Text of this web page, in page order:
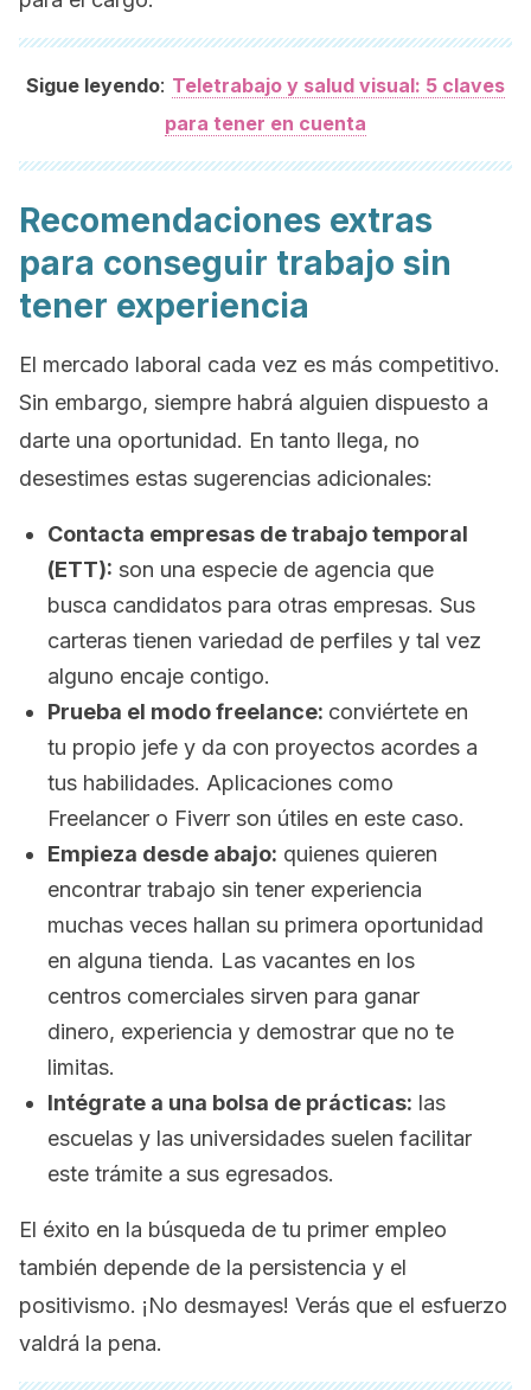
Sigue leyendo: Teletrabajo y salud visual: 5 claves
para tener en cuenta
Recomendaciones extras
para conseguir trabajo sin
tener experiencia
El mercado laboral cada vez es más competitivo.
Sin embargo, siempre habrá alguien dispuesto a
darte una oportunidad. En tanto llega, no
desestimes estas sugerencias adicionales:
Contacta empresas de trabajo temporal
(ETT): son una especie de agencia que
busca candidatos para otras empresas. Sus
carteras tienen variedad de perfiles y tal vez
alguno encaje contigo.
Prueba el modofreelance: conviértete en
tu propio jefe y da con proyectos acordes a
tus habilidades. Aplicaciones como
Freelancer o Fiverr son útiles en este caso.
Empieza desde abajo: quienes quieren
encontrar trabajo sin tener experiencia
muchas veces hallan su primera oportunidad
en alguna tienda. Las vacantes en los
centros comerciales sirven para ganar
dinero, experiencia y demostrar que no te
limitas.
Intégrate a una bolsa de prácticas: las
escuelas y las universidades suelen facilitar
este trámite a sus egresados.
El éxito en la búsqueda de tu primer empleo
también depende de la persistencia y el
positivismo. ¡No desmayes! Verás que el esfuerzo
valdrá la pena.